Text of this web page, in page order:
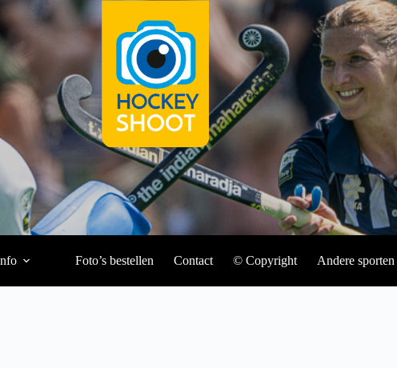
Foto’s bestellen Contact © Copyright Andere sporten